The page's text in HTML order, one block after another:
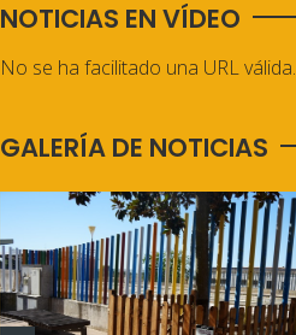
NOTICIAS EN VÍDEO
No se ha facilitado una URL válida.
GALERÍA DE NOTICIAS